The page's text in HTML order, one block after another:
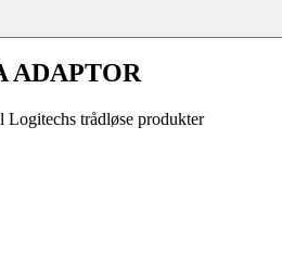
ADAPTOR
trådløse produkter